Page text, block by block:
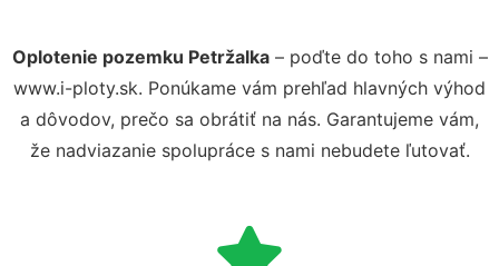
Oplotenie pozemku Petržalka– poďte do toho s nami –
www.i-ploty.sk. Ponúkame vám prehľad hlavných výhod
a dôvodov, prečo sa obrátiť na nás. Garantujeme vám,
že nadviazanie spolupráce s nami nebudete ľutovať.